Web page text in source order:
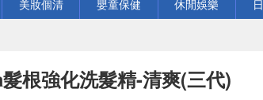
美妝個清 嬰童保健 休閒娛樂
根強化洗髮精-清爽(三代)